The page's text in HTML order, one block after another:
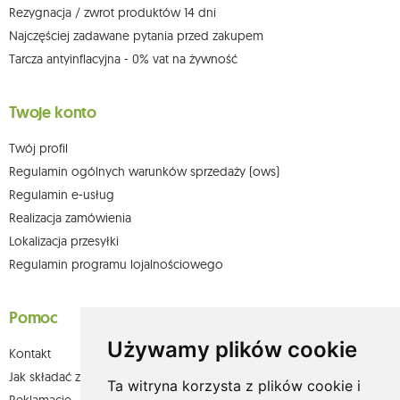
Używamy plików cookie
Ta witryna korzysta z plików cookie i
Więcej informacji: www.mouton.pl/ODO
Rezygnacja / zwrot produktów 14 dni
Najczęściej zadawane pytania przed zakupem
Tarcza antyinflacyjna - 0% vat na żywność
Twoje konto
Twój profil
Regulamin ogólnych warunków sprzedaży (ows)
Regulamin e-usług
Realizacja zamówienia
Lokalizacja przesyłki
Regulamin programu lojalnościowego
Pomoc
Kontakt
Jak składać zamówienia w sklepie olium.pl?